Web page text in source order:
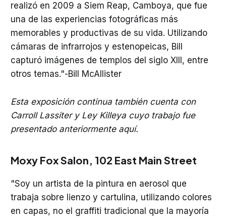
realizó en 2009 a Siem Reap, Camboya, que fue
una de las experiencias fotográficas más
memorables y productivas de su vida. Utilizando
cámaras de infrarrojos y estenopeicas, Bill
capturó imágenes de templos del siglo XIII, entre
otros temas."-Bill McAllister
Esta exposición continua también cuenta con
Carroll Lassiter y Ley Killeya cuyo trabajo fue
presentado anteriormente aquí.
Moxy Fox Salon, 102 East Main Street
"Soy un artista de la pintura en aerosol que
trabaja sobre lienzo y cartulina, utilizando colores
en capas, no el graffiti tradicional que la mayoría